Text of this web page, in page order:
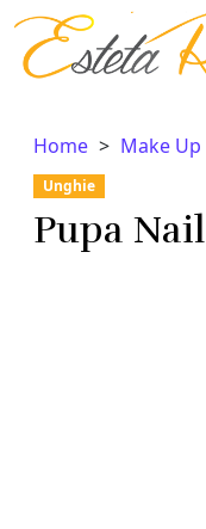
Vai al contenuto
Home Make Up
Unghie
Pupa